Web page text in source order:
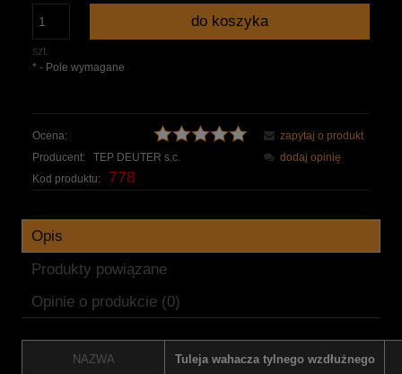
szt.
do koszyka
* - Pole wymagane
Ocena:
Producent:
TEP DEUTER s.c.
Kod produktu:
778
zapytaj o produkt
dodaj opinię
Opis
Produkty powiązane
Opinie o produkcie (0)
NAZWA Tuleja wahacza tylnego wzdłużnego